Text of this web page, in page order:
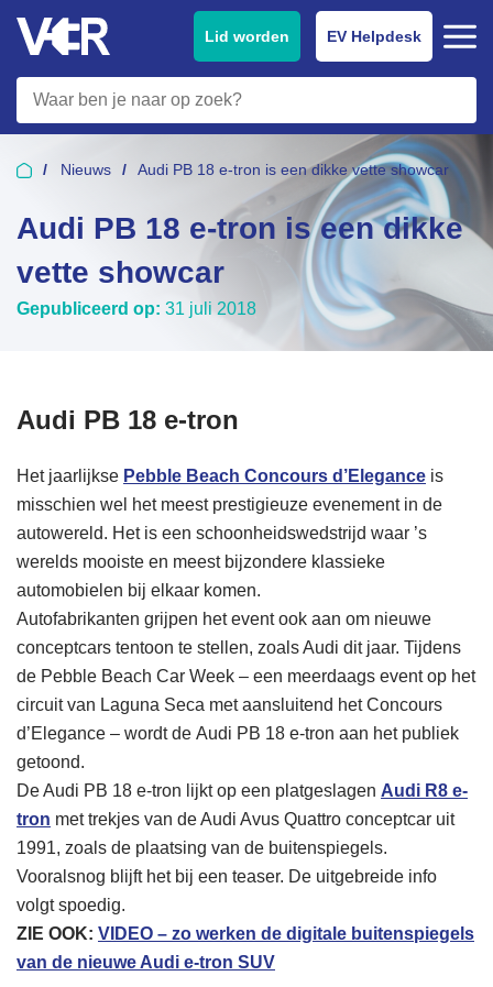
Lid worden EV Helpdesk
Nieuws Audi PB 18 e-tron is een dikke vette showcar
Audi PB 18 e-tron is een dikke
vette showcar
Gepubliceerd op: 31 juli 2018
Audi PB 18 e-tron
Het jaarlijkse Pebble Beach Concours d’Elegance is
misschien wel het meest prestigieuze evenement in de
autowereld. Het is een schoonheidswedstrijd waar ’s
werelds mooiste en meest bijzondere klassieke
automobielen bij elkaar komen.
Autofabrikanten grijpen het event ook aan om nieuwe
conceptcars tentoon te stellen, zoals Audi dit jaar. Tijdens
de Pebble Beach Car Week – een meerdaags event op het
circuit van Laguna Seca met aansluitend het Concours
d’Elegance – wordt de Audi PB 18 e-tron aan het publiek
getoond.
De Audi PB 18 e-tron lijkt op een platgeslagen Audi R8 e-
tron met trekjes van de Audi Avus Quattro conceptcar uit
1991, zoals de plaatsing van de buitenspiegels.
Vooralsnog blijft het bij een teaser. De uitgebreide info
volgt spoedig.
ZIE OOK: VIDEO – zo werken de digitale buitenspiegels
van de nieuwe Audi e-tron SUV